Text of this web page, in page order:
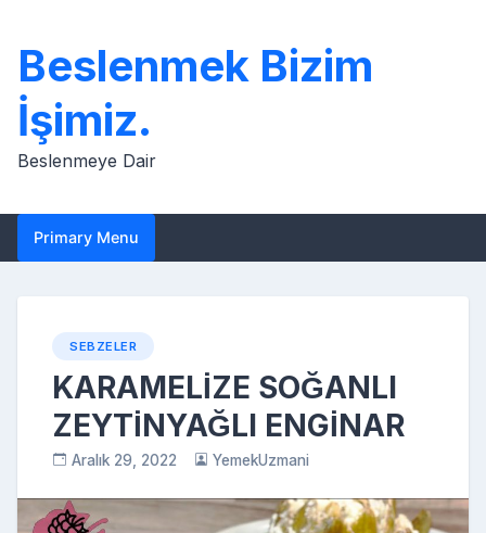
content
Beslenmek Bizim
İşimiz.
Beslenmeye Dair
Primary Menu
SEBZELER
KARAMELİZE SOĞANLI
ZEYTİNYAĞLI ENGİNAR
Aralık 29, 2022 YemekUzmani